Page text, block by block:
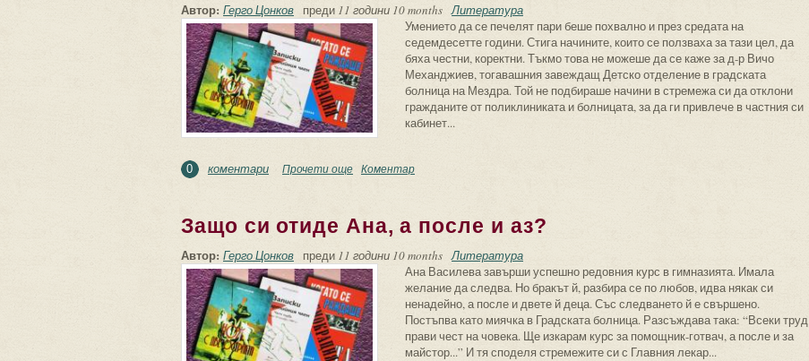
Автор: Герго Цонков преди 11 години 10 months Литература
Умението да се печелят пари беше похвално и през средата на
седемдесетте години. Стига начините, които се ползваха за тази цел, да
бяха честни, коректни. Тъкмо това не можеше да се каже за д-р Вичо
Механджиев, тогавашния завеждащ Детско отделение в градската
болница на Мездра. Той не подбираше начини в стремежа си да отклони
гражданите от поликлиниката и болницата, за да ги привлече в частния си
кабинет...
0 коментари Прочети още about По повод “Системата на д-р Механджиев”
Коментар
Защо си отиде Ана, а после и аз?
Автор: Герго Цонков преди 11 години 10 months Литература
Ана Василева завърши успешно редовния курс в гимназията. Имала
желание да следва. Но бракът й, разбира се по любов, идва някак си
ненадейно, а после и двете й деца. Със следването й е свършено.
Постъпва като миячка в Градската болница. Разсъждава така: “Всеки труд
прави чест на човека. Ще изкарам курс за помощник-готвач, а после и за
майстор...” И тя споделя стремежите си с Главния лекар...